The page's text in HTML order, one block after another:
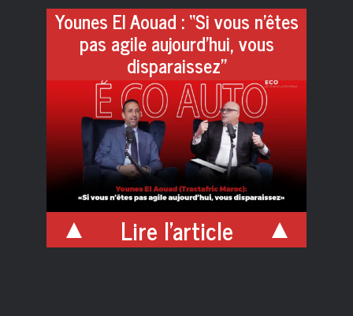
Younes El Aouad : “Si vous n’êtes
pas agile aujourd’hui, vous
disparaissez”
Lire l'article